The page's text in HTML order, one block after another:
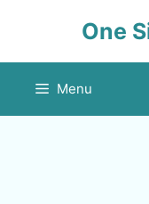
One
Menu